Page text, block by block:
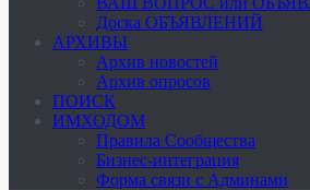
Доска ОБЪЯВЛЕНИЙ
АРХИВЫ
Архив новостей
Архив опросов
ПОИСК
ИМХОДОМ
Правила Сообщества
Бизнес-интеграция
Форма связи с Админами